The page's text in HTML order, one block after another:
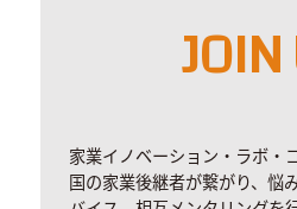
家業イノベーション・ラボ・
国の家業後継者が繋がり、悩